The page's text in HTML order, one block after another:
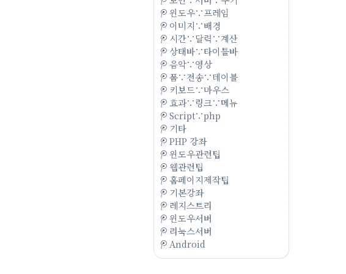
윈도우∵프레임
이미지∵배경
시간∵달력∵계산
상태바∵타이틀바
음악∵영상
폼∵전송∵테이블
키보드∵마우스
효과∵링크∵메뉴
Script∵php
기타
PHP 강좌
윈도우관련팁
웹관련팁
홈페이지제작팁
기본강좌
레지스트리
윈도우서버
리눅스서버
Android